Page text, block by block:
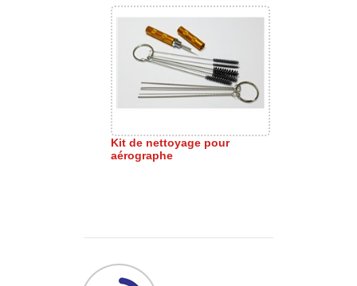
Kit de nettoyage pour
aérographe